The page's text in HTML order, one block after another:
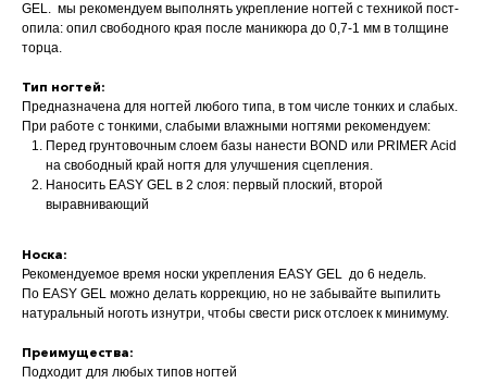
GEL. мы рекомендуем выполнять укрепление ногтей с техникой пост-
опила: опил свободного края после маникюра до 0,7-1 мм в толщине
торца.
Тип ногтей:
Предназначена для ногтей любого типа, в том числе тонких и слабых.
При работе с тонкими, слабыми влажными ногтями рекомендуем:
Перед грунтовочным слоем базы нанести BOND или PRIMER Acid
на свободный край ногтя для улучшения сцепления.
Наносить EASY GEL в 2 слоя: первый плоский, второй
выравнивающий
Носка:
Рекомендуемое время носки укрепления EASY GEL до 6 недель.
По EASY GEL можно делать коррекцию, но не забывайте выпилить
натуральный ноготь изнутри, чтобы свести риск отслоек к минимуму.
Преимущества:
Подходит для любых типов ногтей